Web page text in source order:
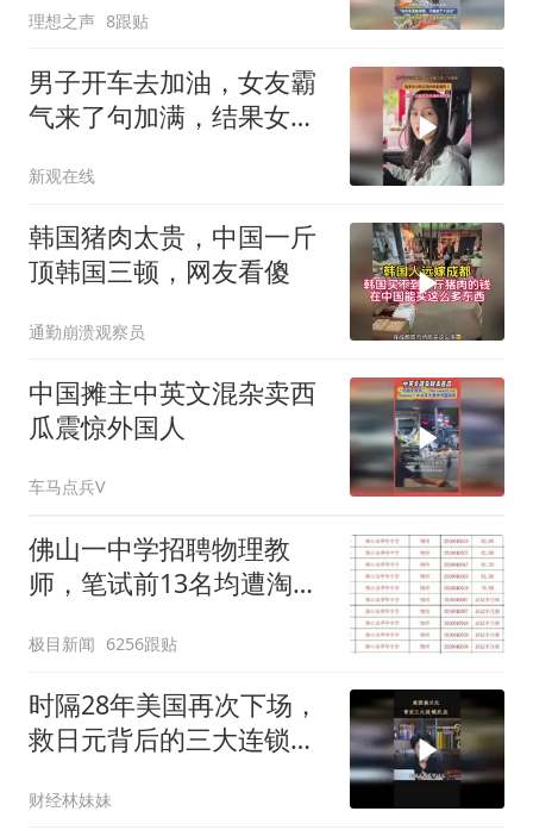
理想之声 8跟贴
男子开车去加油，女友霸
气来了句加满，结果女友
新观在线
韩国猪肉太贵，中国一斤
顶韩国三顿，网友看傻
通勤崩溃观察员
中国摊主中英文混杂卖西
瓜震惊外国人
车马点兵V
佛山一中学招聘物理教
师，笔试前13名均遭淘
聘，成立调查组全面核查
极目新闻 6256跟贴
时隔28年美国再次下场，
救日元背后的三大连锁反
财经林妹妹